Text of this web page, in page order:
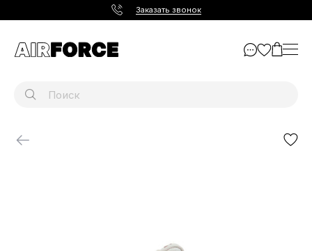
Заказать звонок